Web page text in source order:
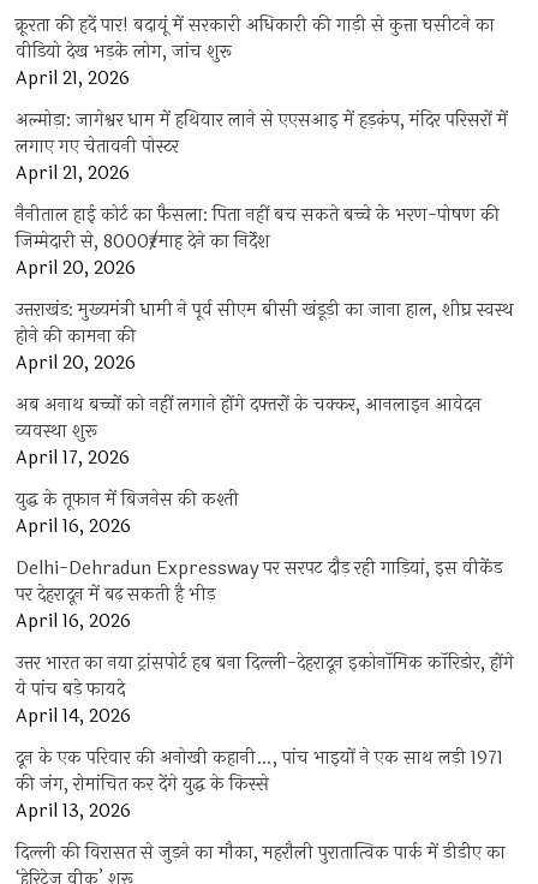
क्रूरता की हदें पार! बदायूं में सरकारी अधिकारी की गाड़ी से कुत्ता घसीटने का
वीडियो देख भड़के लोग, जांच शुरू
April 21, 2026
अल्मोड़ा: जागेश्वर धाम में हथियार लाने से एएसआइ में हड़कंप, मंदिर परिसरों में
लगाए गए चेतावनी पोस्टर
April 21, 2026
नैनीताल हाई कोर्ट का फैसला: पिता नहीं बच सकते बच्चे के भरण-पोषण की
जिम्मेदारी से, 8000₹/माह देने का निर्देश
April 20, 2026
उत्तराखंड: मुख्यमंत्री धामी ने पूर्व सीएम बीसी खंडूड़ी का जाना हाल, शीघ्र स्वस्थ
होने की कामना की
April 20, 2026
अब अनाथ बच्चों को नहीं लगाने होंगे दफ्तरों के चक्कर, आनलाइन आवेदन
व्यवस्था शुरू
April 17, 2026
युद्ध के तूफान में बिजनेस की कश्ती
April 16, 2026
Delhi-Dehradun Expressway पर सरपट दौड़ रही गाड़ियां, इस वीकेंड
पर देहरादून में बढ़ सकती है भीड़
April 16, 2026
उत्तर भारत का नया ट्रांसपोर्ट हब बना दिल्ली-देहरादून इकोनॉमिक कॉरिडोर, होंगे
ये पांच बड़े फायदे
April 14, 2026
दून के एक परिवार की अनोखी कहानी…, पांच भाइयों ने एक साथ लड़ी 1971
की जंग, रोमांचित कर देंगे युद्ध के किस्से
April 13, 2026
दिल्ली की विरासत से जुड़ने का मौका, महरौली पुरातात्विक पार्क में डीडीए का